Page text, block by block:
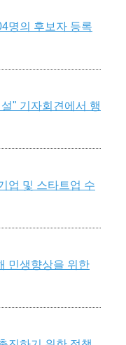
명의 후보자 등록
" 기자회견에서 행
업 및 스타트업 수
민생향상을 위한